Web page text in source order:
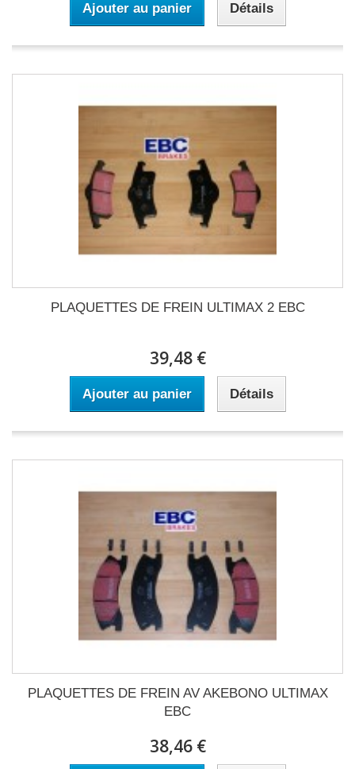
Ajouter au panier Détails
PLAQUETTES DE FREIN ULTIMAX 2 EBC
39,48 €
Ajouter au panier Détails
PLAQUETTES DE FREIN AV AKEBONO ULTIMAX
EBC
38,46 €